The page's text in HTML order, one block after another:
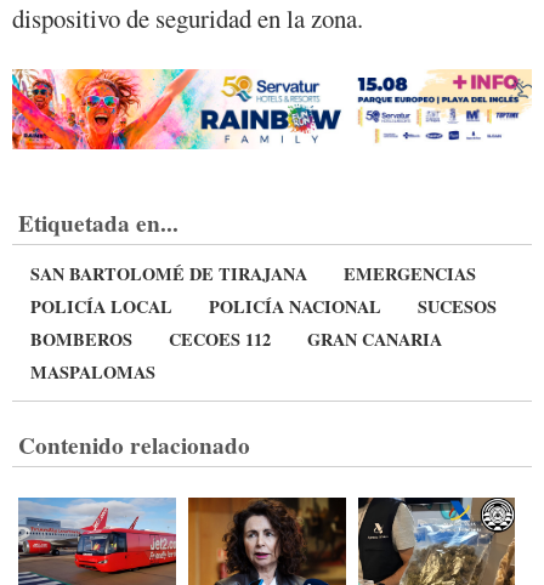
dispositivo de seguridad en la zona.
Etiquetada en...
SAN BARTOLOMÉ DE TIRAJANA
EMERGENCIAS
POLICÍA LOCAL
POLICÍA NACIONAL
SUCESOS
BOMBEROS
CECOES 112
GRAN CANARIA
MASPALOMAS
Contenido relacionado